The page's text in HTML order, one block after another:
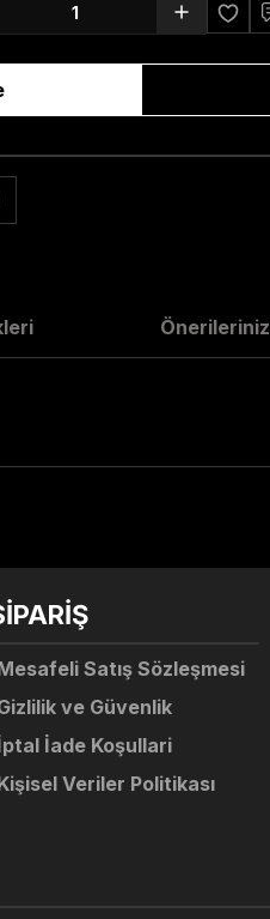
Önerileriniz
Satış Sözleşmesi
ve Güvenlik
İade Koşullari
Veriler Politikası